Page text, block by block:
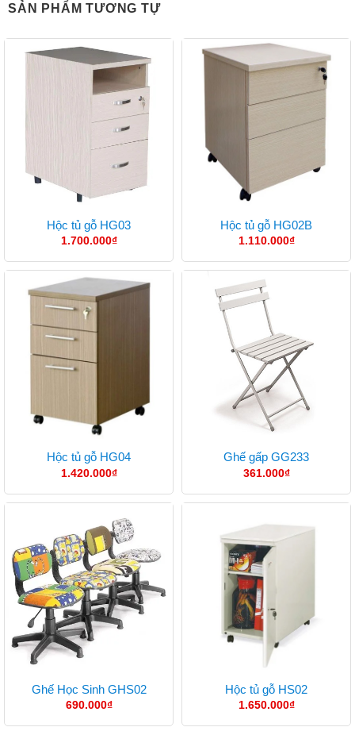
SẢN PHẨM TƯƠNG TỰ
Hộc tủ gỗ HG03
1.700.000₫
Hộc tủ gỗ HG02B
1.110.000₫
Hộc tủ gỗ HG04
1.420.000₫
Ghế gấp GG233
361.000₫
Ghế Học Sinh GHS02
690.000₫
Hộc tủ gỗ HS02
1.650.000₫